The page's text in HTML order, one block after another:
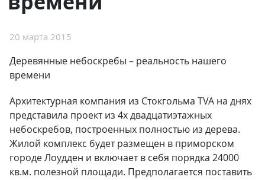
20 марта 2015
Деревянные небоскребы – реальность нашего
времени
Архитектурная компания из Стокгольма TVA на днях
представила проект из 4х двадцатиэтажных
небоскребов, построенных полностью из дерева.
Жилой комплекс будет размещен в приморском
городе Лоудден и включает в себя порядка 24000
кв.м. полезной площади. Предполагается поставить